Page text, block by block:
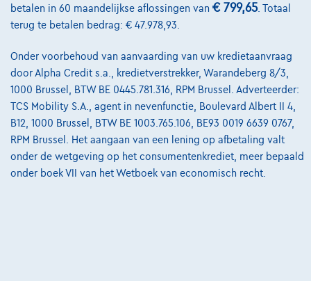
betalen in 60 maandelijkse aflossingen van € 799,65. Totaal
terug te betalen bedrag: € 47.978,93.
Onder voorbehoud van aanvaarding van uw kredietaanvraag
door Alpha Credit s.a., kredietverstrekker, Warandeberg 8/3,
1000 Brussel, BTW BE 0445.781.316, RPM Brussel. Adverteerder:
TCS Mobility S.A., agent in nevenfunctie, Boulevard Albert II 4,
B12, 1000 Brussel, BTW BE 1003.765.106, BE93 0019 6639 0767,
RPM Brussel. Het aangaan van een lening op afbetaling valt
onder de wetgeving op het consumentenkrediet, meer bepaald
onder boek VII van het Wetboek van economisch recht.
@2024 TCS Mobility SA/NV Copyright
Bijstandsvoorwaarden
Privacyverklaring
Cookiebeleid
Kwaliteitscharter
Site Map